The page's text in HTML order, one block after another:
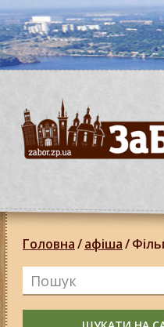
Головна/афіша/